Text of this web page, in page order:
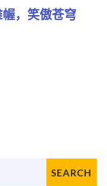
，笑傲苍穹
SEARCH